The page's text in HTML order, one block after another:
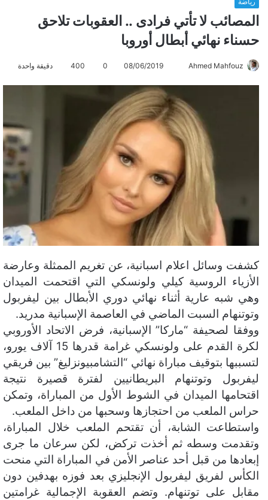
المصائب لا تأتي فرادى .. العقوبات تلاحق
حسناء نهائي أبطال أوروبا
Ahmed Mahfouz
س
ل
ب
ر
د
ا
إ
و
ن
ي
ا
08/06/2019
0
400 دقيقة واحدة
كشفت وسائل اعلام اسبانية، عن تغريم الممثلة وعارضة
الأزياء الروسية كيلي ولونسكي التي اقتحمت الميدان
وهي شبه عارية أثناء نهائي دوري الأبطال بين ليفربول
وتوتنهام السبت الماضي في العاصمة الإسبانية مدريد.
ووفقا لصحيفة “ماركا” الإسبانية، فرض الاتحاد الأوروبي
لكرة القدم على ولونسكي غرامة قدرها 15 آلاف يورو،
لتسببها بتوقيف مباراة نهائي “التشامبيونزليغ” بين فريقي
ليفربول وتوتنهام البريطانيين لفترة قصيرة نتيجة
اقتحامها الميدان في الشوط الأول من المباراة، وتمكن
حراس الملعب من احتجازها وسحبها من داخل الملعب.
واستطاعت الشابة، أن تقتحم الملعب خلال المباراة،
وتقدمت وسطه ثم أخذت تركض، لكن سرعان ما جرى
إبعادها من قبل أحد عناصر الأمن في المباراة التي منحت
الكأس لفريق ليفربول الإنجليزي بعد فوزه بهدفين دون
مقابل على توتنهام. وتضم العقوبة الإجمالية غرامتين